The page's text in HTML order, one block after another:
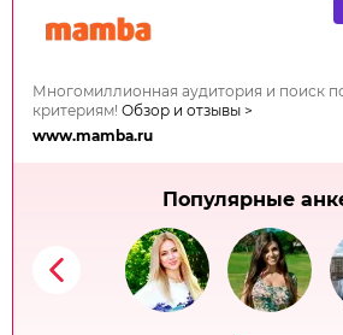
Многомиллионная аудитория и поиск
критериям! Обзор и отзывы >
www.mamba.ru
Популярные